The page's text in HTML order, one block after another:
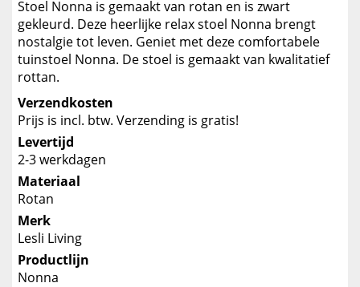
Stoel Nonna is gemaakt van rotan en is zwart
gekleurd. Deze heerlijke relax stoel Nonna brengt
nostalgie tot leven. Geniet met deze comfortabele
tuinstoel Nonna. De stoel is gemaakt van kwalitatief
rottan.
Verzendkosten
Prijs is incl. btw. Verzending is gratis!
Levertijd
2-3 werkdagen
Materiaal
Rotan
Merk
Lesli Living
Productlijn
Nonna